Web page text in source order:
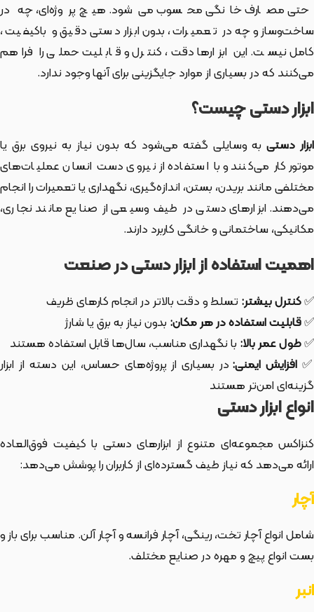
حتی مصارف خانگی محسوب می‌شود. هیچ پروژه‌ای، چه در
ساخت‌وساز و چه در تعمیرات، بدون ابزار دستی دقیق و باکیفیت،
کامل نیست. این ابزارها دقت، کنترل و قابلیت حملی را فراهم
می‌کنند که در بسیاری از موارد جایگزینی برای آنها وجود ندارد.
ابزار دستی چیست؟
ابزار دستیبه وسایلی گفته می‌شود که بدون نیاز به نیروی برق یا
موتور کار می‌کنند و با استفاده از نیروی دست انسان عملیات‌های
مختلفی مانند بریدن، بستن، اندازه‌گیری، نگهداری یا تعمیرات را انجام
می‌دهند. ابزارهای دستی در طیف وسیعی از صنایع مانند نجاری،
مکانیکی، ساختمانی و خانگی کاربرد دارند.
اهمیت استفاده از ابزار دستی در صنعت
✅کنترل بیشتر: تسلط و دقت بالاتر در انجام کارهای ظریف
✅قابلیت استفاده در هر مکان: بدون نیاز به برق یا شارژ
✅طول عمر بالا: با نگهداری مناسب، سال‌ها قابل استفاده هستند
✅ افزایش ایمنی: در بسیاری از پروژه‌های حساس، این دسته از ابزار
گزینه‌ای امن‌تر هستند
انواع ابزار دستی
کنزاکس مجموعه‌ای متنوع از ابزارهای دستی با کیفیت فوق‌العاده
ارائه می‌دهد که نیاز طیف گسترده‌ای از کاربران را پوشش می‌دهد:
آچار
شامل انواع آچار تخت، رینگی، آچار فرانسه و آچار آلن. مناسب برای باز و
بست انواع پیچ و مهره در صنایع مختلف.
انبر